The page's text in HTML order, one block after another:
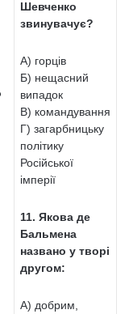
Шевченко
звинувачує?
А) горців
Б) нещасний
випадок
В) командування
Г) загарбницьку
політику
Російської
імперії
11. Якова де
Бальмена
названо у творі
другом:
А) добрим,